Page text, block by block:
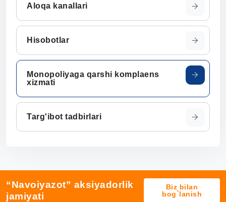
Aloqa kanallari
Hisobotlar
Monopoliyaga qarshi komplaens
xizmati
Targ'ibot tadbirlari
“Navoiyazot” aksiyadorlik
jamiyati
Biz bilan
bog`lanish